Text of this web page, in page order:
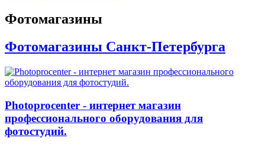
Фотомагазины
Фотомагазины Санкт-Петербурга
Photoprocenter - интернет магазин
профессионального оборудования для
фотостудий.